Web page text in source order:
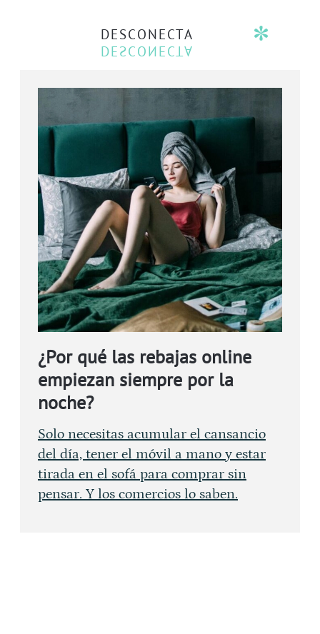
DESCONECTA
¿Por qué las rebajas online
empiezan siempre por la
noche?
Solo necesitas acumular el cansancio
del día, tener el móvil a mano y estar
tirada en el sofá para comprar sin
pensar. Y los comercios lo saben.